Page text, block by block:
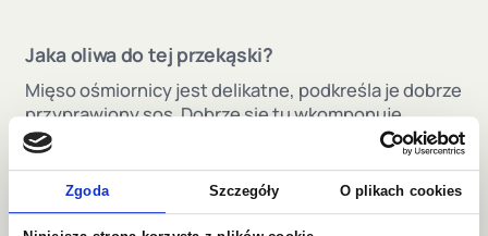
Zgoda Szczegóły O plikach cookies
Jaka oliwa do tej przekąski?
Mięso ośmiornicy jest delikatne, podkreśla je dobrze
przyprawiony sos. Dobrze się tu wkomponuje
mocniejsza w smaku oliwa Bonamini Valpolicella
DOP., która swoim mocnym smakiem dobrze zagra z
pietruszką i sokiem z cytryny.